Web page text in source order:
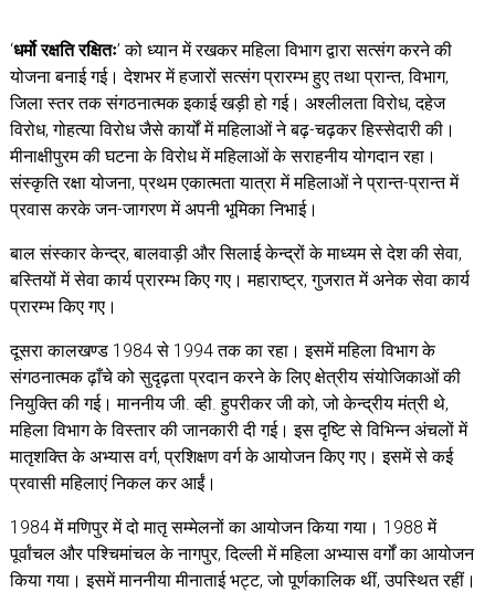
‘धर्मो रक्षति रक्षितः’ को ध्यान में रखकर महिला विभाग द्वारा सत्संग करने की
योजना बनाई गई। देशभर में हजारों सत्संग प्रारम्भ हुए तथा प्रान्त, विभाग,
जिला स्तर तक संगठनात्मक इकाई खड़ी हो गई। अश्लीलता विरोध, दहेज
विरोध, गोहत्या विरोध जैसे कार्यों में महिलाओं ने बढ़-चढ़कर हिस्सेदारी की।
मीनाक्षीपुरम की घटना के विरोध में महिलाओं के सराहनीय योगदान रहा।
संस्कृति रक्षा योजना, प्रथम एकात्मता यात्रा में महिलाओं ने प्रान्त-प्रान्त में
प्रवास करके जन-जागरण में अपनी भूमिका निभाई।
बाल संस्कार केन्द्र, बालवाड़ी और सिलाई केन्द्रों के माध्यम से देश की सेवा,
बस्तियों में सेवा कार्य प्रारम्भ किए गए। महाराष्ट्र, गुजरात में अनेक सेवा कार्य
प्रारम्भ किए गए।
दूसरा कालखण्ड 1984 से 1994 तक का रहा। इसमें महिला विभाग के
संगठनात्मक ढ़ाँचे को सुदृढ़ता प्रदान करने के लिए क्षेत्रीय संयोजिकाओं की
नियुक्ति की गई। माननीय जी. व्ही. हुपरीकर जी को, जो केन्द्रीय मंत्री थे,
महिला विभाग के विस्तार की जानकारी दी गई। इस दृष्टि से विभिन्न अंचलों में
मातृशक्ति के अभ्यास वर्ग, प्रशिक्षण वर्ग के आयोजन किए गए। इसमें से कई
प्रवासी महिलाएं निकल कर आईं।
1984 में मणिपुर में दो मातृ सम्मेलनों का आयोजन किया गया। 1988 में
पूर्वांचल और पश्चिमांचल के नागपुर, दिल्ली में महिला अभ्यास वर्गों का आयोजन
किया गया। इसमें माननीया मीनाताई भट्ट, जो पूर्णकालिक थीं, उपस्थित रहीं।